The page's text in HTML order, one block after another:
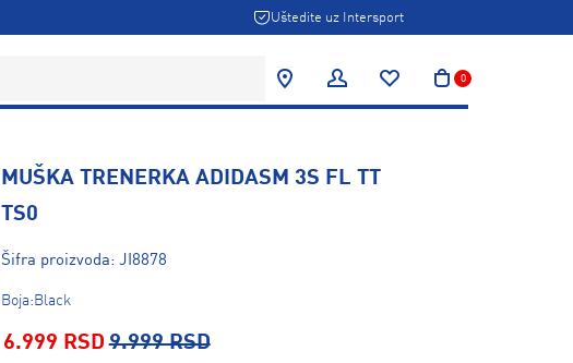
Uštedite uz Intersport
0
MUŠKA TRENERKA ADIDASM 3S FL TT
TS0
Šifra proizvoda: JI8878
Boja:Black
6.999 RSD 9.999 RSD